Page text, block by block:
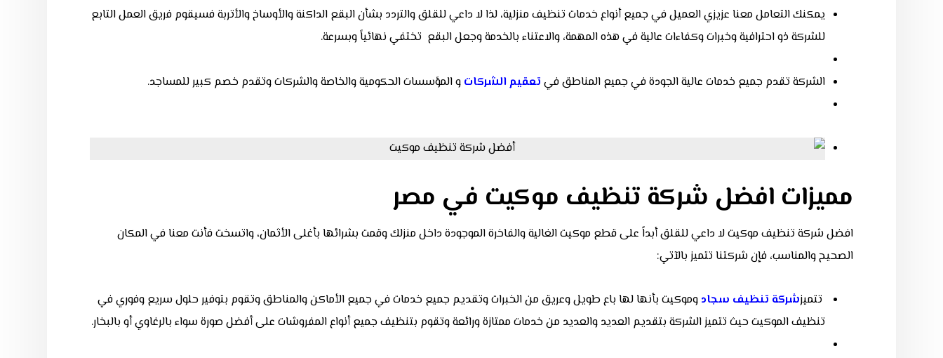
يمكنك التعامل معنا عزيزي العميل في جميع أنواع خدمات تنظيف منزلية، لذا لا داعي للقلق والتردد بشأن البقع الداكنة والأوساخ والأتربة فسيقوم فريق العمل التابع
للشركة ذو احترافية وخبرات وكفاءات عالية في هذه المهمة، والاعتناء بالخدمة وجعل البقع تختفي نهائياً وبسرعة.
الشركة تقدم جميع خدمات عالية الجودة في جميع المناطق في تعقيم الشركات و المؤسسات الحكومية والخاصة والشركات وتقدم خصم كبير للمساجد.
مميزات افضل شركة تنظيف موكيت في مصر
افضل شركة تنظيف موكيتلا داعي للقلق أبداً على قطع موكيت الغالية والفاخرة الموجودة داخل منزلك وقمت بشرائها بأغلى الأثمان، واتسخت فأنت معنا في المكان
الصحيح والمناسب، فإن شركتنا تتميز بالآتي:
تتميزشركة تنظيف سجاد وموكيت بأنها لها باع طويل وعريق من الخبرات وتقديم جميع خدمات في جميع الأماكن والمناطق وتقوم بتوفير حلول سريع وفوري في
تنظيف الموكيت حيث تتميز الشركة بتقديم العديد والعديد من خدمات ممتازة ورائعة وتقوم بتنظيف جميع أنواع المفروشات على أفضل صورة سواء بالرغاوي أو بالبخار.